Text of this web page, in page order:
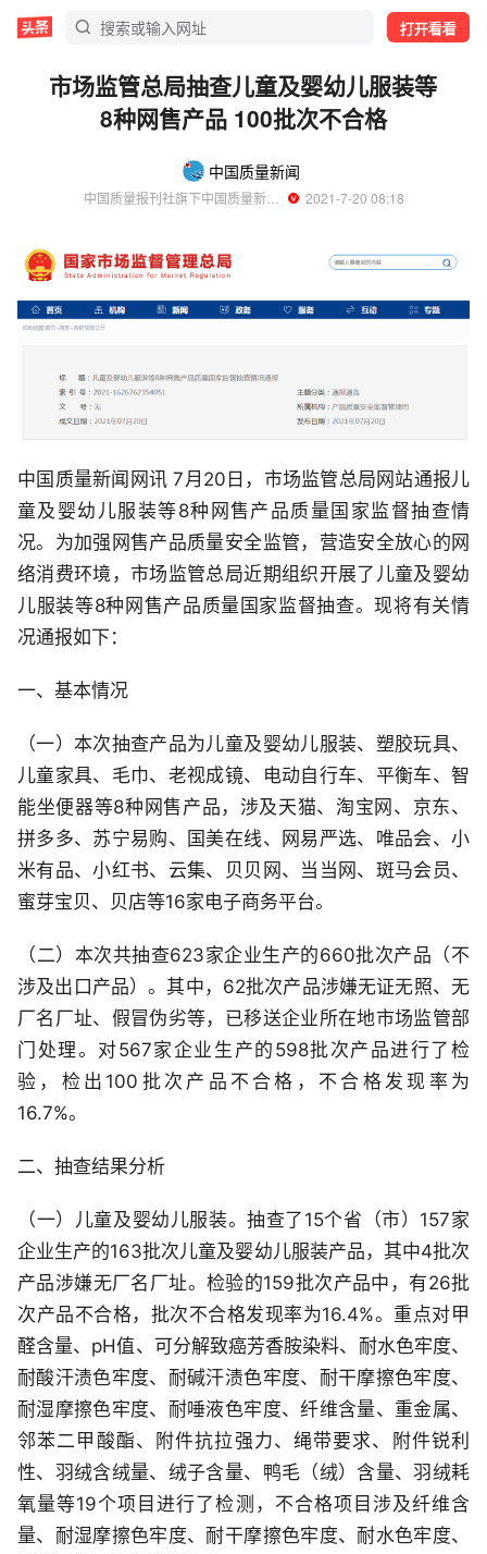
打开看看
市场监管总局抽查儿童及婴幼儿服装等
8种网售产品 100批次不合格
中国质量新闻
中国质量报刊社旗下中国质量新闻网官方账号
  2021-7-20 08:18
中国质量新闻网讯 7月20日，市场监管总局网站通报儿
童及婴幼儿服装等8种网售产品质量国家监督抽查情
况。为加强网售产品质量安全监管，营造安全放心的网
络消费环境，市场监管总局近期组织开展了儿童及婴幼
儿服装等8种网售产品质量国家监督抽查。现将有关情
况通报如下：
一、基本情况
（一）本次抽查产品为儿童及婴幼儿服装、塑胶玩具、
儿童家具、毛巾、老视成镜、电动自行车、平衡车、智
能坐便器等8种网售产品，涉及天猫、淘宝网、京东、
拼多多、苏宁易购、国美在线、网易严选、唯品会、小
米有品、小红书、云集、贝贝网、当当网、斑马会员、
蜜芽宝贝、贝店等16家电子商务平台。
（二）本次共抽查623家企业生产的660批次产品（不
涉及出口产品）。其中，62批次产品涉嫌无证无照、无
厂名厂址、假冒伪劣等，已移送企业所在地市场监管部
门处理。对567家企业生产的598批次产品进行了检
验，检出100批次产品不合格，不合格发现率为
16.7%。
二、抽查结果分析
（一）儿童及婴幼儿服装。抽查了15个省（市）157家
企业生产的163批次儿童及婴幼儿服装产品，其中4批次
产品涉嫌无厂名厂址。检验的159批次产品中，有26批
次产品不合格，批次不合格发现率为16.4%。重点对甲
醛含量、pH值、可分解致癌芳香胺染料、耐水色牢度、
耐酸汗渍色牢度、耐碱汗渍色牢度、耐干摩擦色牢度、
耐湿摩擦色牢度、耐唾液色牢度、纤维含量、重金属、
邻苯二甲酸酯、附件抗拉强力、绳带要求、附件锐利
性、羽绒含绒量、绒子含量、鸭毛（绒）含量、羽绒耗
氧量等19个项目进行了检测，不合格项目涉及纤维含
量、耐湿摩擦色牢度、耐干摩擦色牢度、耐水色牢度、